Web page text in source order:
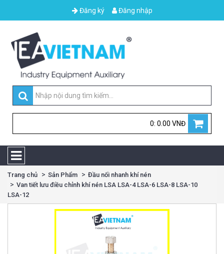
Đăng ký Đăng nhập
0: 0.00 VNĐ
Trang chủ Sản Phẩm
Đầu nối nhanh khí nén
Van tiết lưu điều chỉnh khí nén LSA LSA-4 LSA-6 LSA-8 LSA-10
LSA-12